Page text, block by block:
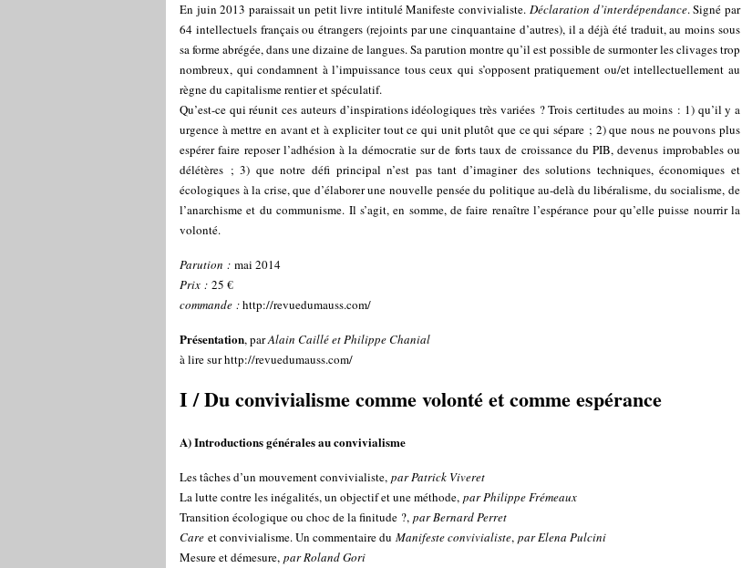
En juin 2013 paraissait un petit livre intitulé Manifeste convivialiste.Déclaration d’interdépendance. Signé par
64 intellectuels français ou étrangers (rejoints par une cinquantaine d’autres), il a déjà été traduit, au moins sous
sa forme abrégée, dans une dizaine de langues. Sa parution montre qu’il est possible de surmonter les clivages trop
nombreux, qui condamnent à l’impuissance tous ceux qui s’opposent pratiquement ou/et intellectuellement au
règne du capitalisme rentier et spéculatif.
Qu’est-ce qui réunit ces auteurs d’inspirations idéologiques très variées ? Trois certitudes au moins : 1) qu’il y a
urgence à mettre en avant et à expliciter tout ce qui unit plutôt que ce qui sépare ; 2) que nous ne pouvons plus
espérer faire reposer l’adhésion à la démocratie sur de forts taux de croissance du PIB, devenus improbables ou
délétères ; 3) que notre défi principal n’est pas tant d’imaginer des solutions techniques, économiques et
écologiques à la crise, que d’élaborer une nouvelle pensée du politique au-delà du libéralisme, du socialisme, de
l’anarchisme et du communisme. Il s’agit, en somme, de faire renaître l’espérance pour qu’elle puisse nourrir la
volonté.
Parution : mai 2014
Prix : 25 €
commande :http://revuedumauss.com/
Présentation, parAlain Caillé et Philippe Chanial
à lire surhttp://revuedumauss.com/
I / Du convivialisme comme volonté et comme espérance
A) Introductions générales au convivialisme
Les tâches d’un mouvement convivialiste, par Patrick Viveret
La lutte contre les inégalités, un objectif et une méthode, par Philippe Frémeaux
Transition écologique ou choc de la finitude ?, par Bernard Perret
Care et convivialisme. Un commentaire du Manifeste convivialiste, par Elena Pulcini
Mesure et démesure, par Roland Gori